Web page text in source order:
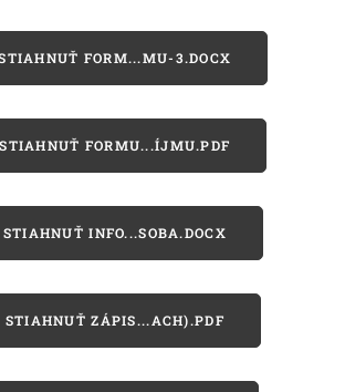
FORM...MU-3.DOCX
STIAHNUŤ FORMU...ÍJMU.PDF
STIAHNUŤ INFO...SOBA.DOCX
STIAHNUŤ ZÁPIS...ACH).PDF